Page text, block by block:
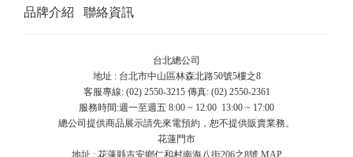
品牌介紹 聯絡資訊
台北總公司
地址 : 台北市中山區林森北路50號5樓之8
客服專線: (02) 2550-3215 傳真: (02) 2550-2361
服務時間:週一至週五 8:00 ~ 12:00 13:00 ~ 17:00
總公司提供商品展示請先來電預約，恕不提供販賣業務。
花蓮門市
地址 : 花蓮縣吉安鄉仁和村南海八街206之8號 MAP